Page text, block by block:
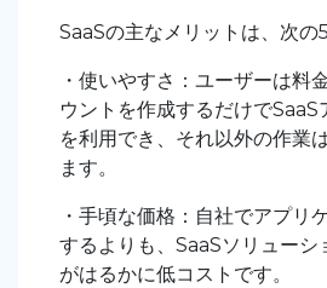
SaaSの主なメリットは、次の5
・使いやすさ：ユーザーは料
ウントを作成するだけでSaaS
を利用でき、それ以外の作業
ます。
・手頃な価格：自社でアプリ
するよりも、SaaSソリューシ
がはるかに低コストです。